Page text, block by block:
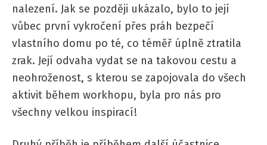
nalezení. Jak se později ukázalo, bylo to její
vůbec první vykročení přes práh bezpečí
vlastního domu po té, co téměř úplně ztratila
zrak. Její odvaha vydat se na takovou cestu a
neohroženost, s kterou se zapojovala do všech
aktivit během workhopu, byla pro nás pro
všechny velkou inspirací!